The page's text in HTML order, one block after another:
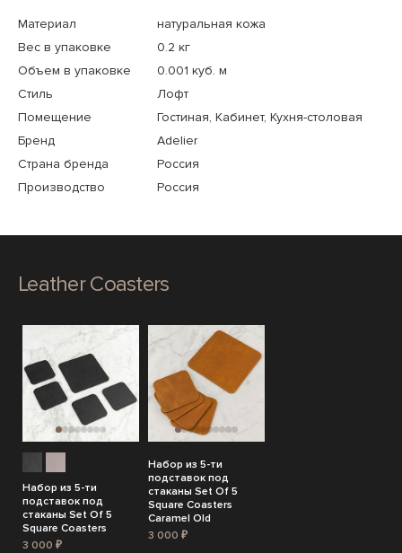
Материал
натуральная кожа
Вес в упаковке
0.2 кг
Объем в упаковке
0.001 куб. м
Стиль
Лофт
Помещение
Гостиная, Кабинет, Кухня-столовая
Бренд
Adelier
Страна бренда
Россия
Производство
Россия
Leather Coasters
Набор из 5-ти
подставок под
стаканы Set Of 5
Square Coasters
3 000 ₽
Набор из 5-ти
подставок под
стаканы Set Of 5
Square Coasters
Caramel Old
3 000 ₽